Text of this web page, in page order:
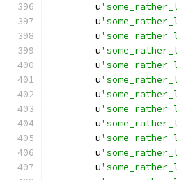
        u
        u
        u
        u
        u
        u
        u
        u
        u
        u
        u
        u